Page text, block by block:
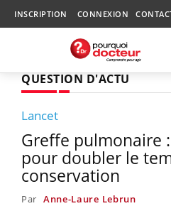
INSCRIPTION CONNEXION
QUESTION D'ACTU
Lancet
Greffe pulmonaire
pour doubler le
conservation
Par Anne-Laure Lebrun